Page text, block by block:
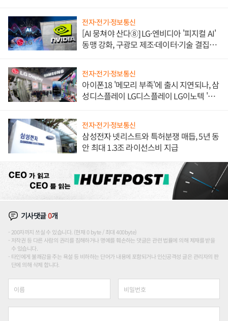
전자·전기·정보통신
[AI 뭉쳐야 산다⑧] LG·엔비디아 '피지컬 AI'
동맹 강화, 구광모 제조·데이터·기술 결집
전자·전기·정보통신
아이폰18 '메모리 부족'에 출시 지연되나, 삼
성디스플레이 LG디스플레이 LG이노텍 '탈
전자·전기·정보통신
삼성전자 넷리스트와 특허분쟁 매듭, 5년 동
안 최대 1.3조 라이선스비 지급
기사댓글0개
200자까지 쓰실 수 있습니다. (현재 0 byte / 최대 400byte)
저작권 등 다른 사람의 권리를 침해하거나 명예를 훼손하는 댓글은 관련 법률에 의해 제재를 받을
수 있습니다.
타인에게 불쾌감을 주는 욕설 등 비하하는 단어가 내용에 포함되거나 인신공격성 글은 관리자의 판
단에 의해 삭제 합니다.